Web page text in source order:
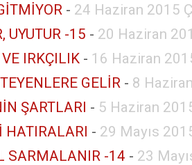
- 24 Haziran 2015
UYUTUR -15 - 20 Haziran
IRKÇILIK - 16 Haziran
GELİR - 8
ŞARTLARI - 5 Haziran
HATIRALARI - 29 Mayıs
SARMALANIR -14 - 23